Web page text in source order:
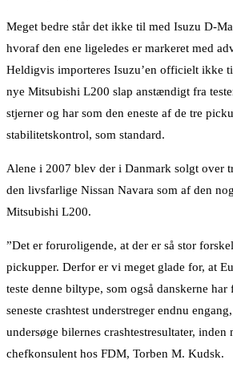
Meget bedre står det ikke til med Isuzu D-
hvoraf den ene ligeledes er markeret med
Heldigvis importeres Isuzu’en officielt ikke
nye Mitsubishi L200 slap anstændigt fra
stjerner og har som den eneste af de tre
stabilitetskontrol, som standard.
Alene i 2007 blev der i Danmark solgt over
den livsfarlige Nissan Navara som af den
Mitsubishi L200.
”Det er foruroligende, at der er så stor
pickupper. Derfor er vi meget glade for, at
teste denne biltype, som også danskerne
seneste crashtest understreger endnu
undersøge bilernes crashtestresultater,
chefkonsulent hos FDM, Torben M. Kudsk.